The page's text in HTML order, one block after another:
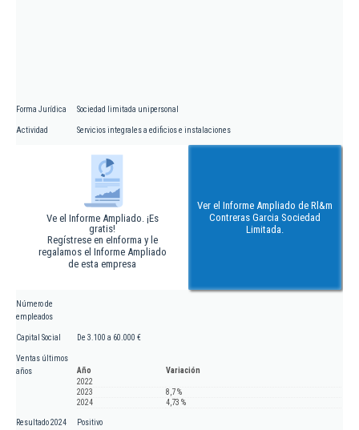
Forma Jurídica Sociedad limitada unipersonal
Actividad Servicios integrales a edificios e instalaciones
Ve el Informe Ampliado. ¡Es
gratis!
Regístrese en eInforma y le
regalamos el Informe Ampliado
de esta empresa
Ver el Informe Ampliado de Rl&m
Contreras Garcia Sociedad
Limitada.
Número de
empleados
Capital Social De 3.100 a 60.000 €
Ventas últimos
años
Año
Variación
2022
2023
8,7 %
2024
4,73 %
Resultado 2024 Positivo